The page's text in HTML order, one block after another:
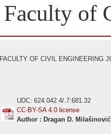
Faculty of
FACULTY OF CIVIL ENGINEERING
UDC: 624.042.4/.7:681.32
CC-BY-SA 4.0 license
Author : Dragan D.